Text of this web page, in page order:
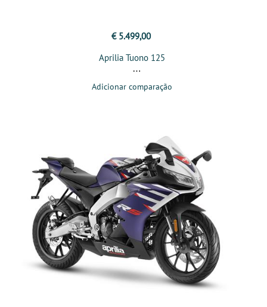
€ 5.499,00
Aprilia Tuono 125
Adicionar comparação